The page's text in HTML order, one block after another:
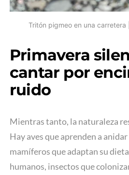
Tritón pigmeo en una
Primavera
cantar por
ruido
Mientras tanto, la naturaleza
Hay aves que aprenden a
mamíferos que adaptan su
humanos, insectos que